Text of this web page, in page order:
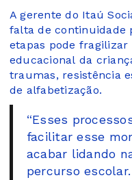
A gerente do Itaú
falta de continuidade
etapas pode
educacional da
traumas, resistência
de alfabetização.
“Esses
facilitar esse
acabar lidando
percurso